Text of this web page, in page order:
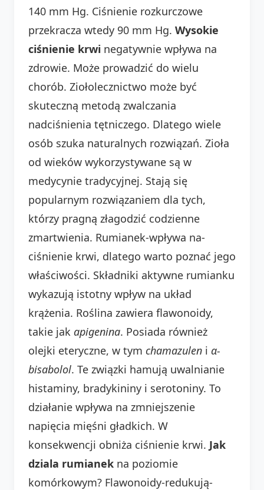
140 mm Hg. Ciśnienie rozkurczowe
przekracza wtedy 90 mm Hg. Wysokie
ciśnienie krwi negatywnie wpływa na
zdrowie. Może prowadzić do wielu
chorób. Ziołolecznictwo może być
skuteczną metodą zwalczania
nadciśnienia tętniczego. Dlatego wiele
osób szuka naturalnych rozwiązań. Zioła
od wieków wykorzystywane są w
medycynie tradycyjnej. Stają się
popularnym rozwiązaniem dla tych,
którzy pragną złagodzić codzienne
zmartwienia. Rumianek-wpływa na-
ciśnienie krwi, dlatego warto poznać jego
właściwości. Składniki aktywne rumianku
wykazują istotny wpływ na układ
krążenia. Roślina zawiera flawonoidy,
takie jak apigenina. Posiada również
olejki eteryczne, w tym chamazulen i α-
bisabolol. Te związki hamują uwalnianie
histaminy, bradykininy i serotoniny. To
działanie wpływa na zmniejszenie
napięcia mięśni gładkich. W
konsekwencji obniża ciśnienie krwi. Jak
dziala rumianek na poziomie
komórkowym? Flawonoidy-redukują-